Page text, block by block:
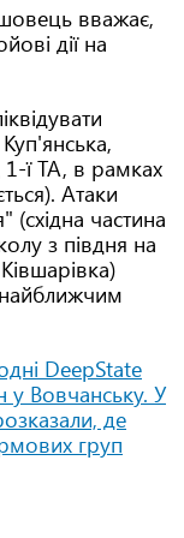
вважає,
дії на
ї ТА, в рамках
Атаки
(східна частина
з півдня на
найближчим
DeepState
у Вовчанську. У
де
груп